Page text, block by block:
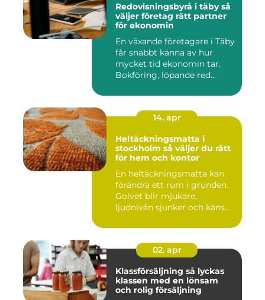
Redovisningsbyrå i täby så
väljer företag rätt partner
för ekonomin
En växande företagare i Täby
får snabbt känna av hur
mycket tid ekonomin tar.
Bokföring, löpande red...
14. apr
Heltäckningsmatta i
stockholm så väljer du rätt
för hem och kontor
En heltäckningsmatta kan
förändra ett rum i grunden.
Golvet blir mjukare,
ljudnivån sjunker och käns...
02. apr
Klassförsäljning så lyckas
klassen med en lönsam
och rolig försäljning